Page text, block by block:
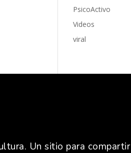
PsicoActivo
Videos
viral
Un sitio para compartir